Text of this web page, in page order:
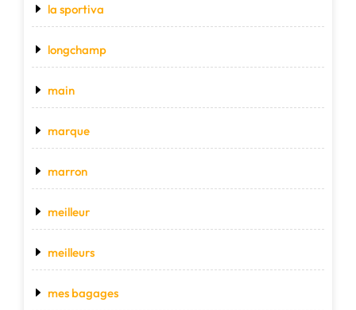
la sportiva
longchamp
main
marque
marron
meilleur
meilleurs
mes bagages